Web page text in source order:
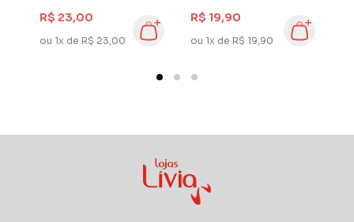
Stranger Things
Waffle
R$ 23,00
ou 1x de R$ 23,00
Amoras Intensa
R$ 19,90
ou 1x de R$ 19,90